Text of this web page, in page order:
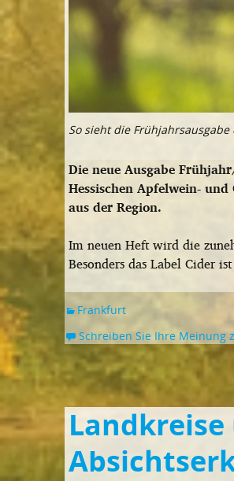
So sieht die
Die neue Ausgabe
Hessischen Apfelwein-
aus der Region.
Im neuen Heft wird die
Besonders das Label Cider
Frankfurt
Schreiben Sie Ihre Meinung